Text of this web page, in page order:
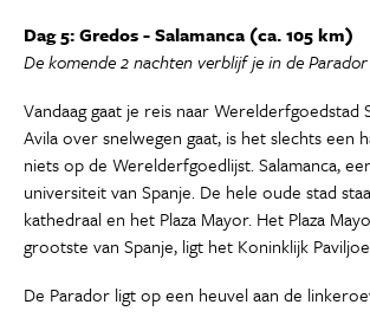
Dag 5: Gredos - Salamanca (ca. 105 km)
De komende 2 nachten verblijf je in de
Vandaag gaat je reis naar
Avila over snelwegen gaat, is het slechts
niets op de Werelderfgoedlijst. Salamanca,
universiteit van Spanje. De hele oude stad
kathedraal en het Plaza Mayor. Het Plaza
grootste van Spanje, ligt het Koninklijk
De Parador ligt op een heuvel aan de